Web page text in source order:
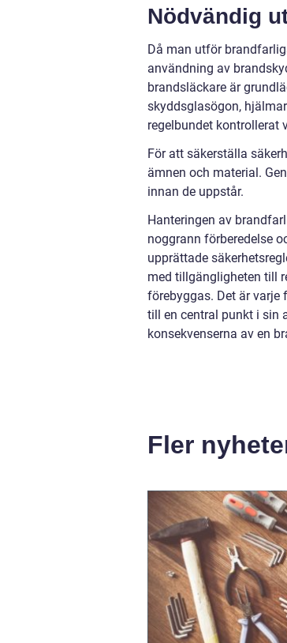
Nödvändig
Då man utför
användning av
brandsläckare är
skyddsglasögon,
regelbundet kontrollerat
För att säkerställa
ämnen och material.
innan de uppstår.
Hanteringen av
noggrann förberedelse
upprättade
med tillgängligheten till
förebyggas. Det är varje
till en central punkt i sin
konsekvenserna av en
Fler